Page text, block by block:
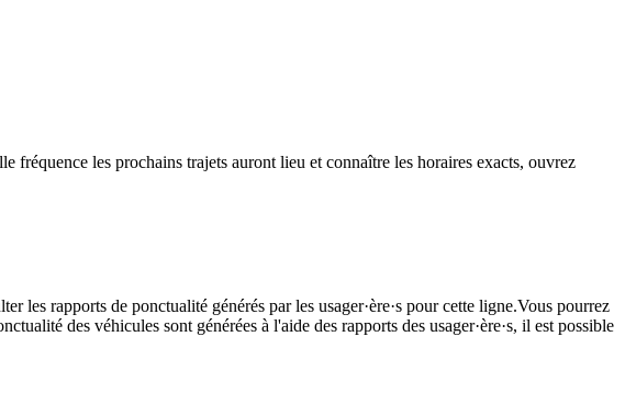
les prochains trajets auront lieu et connaître les horaires exacts, ouvrez
les rapports de ponctualité générés par les usager·ère·s pour cette ligne.Vous pourrez
des véhicules sont générées à l'aide des rapports des usager·ère·s, il est possible